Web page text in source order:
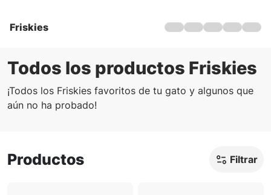
Friskies
Hogar
Productos
Ofertas
Juegos de gatos
Todos los productos Friskies
¡Todos los Friskies favoritos de tu gato y algunos que
aún no ha probado!
Productos Filtrar